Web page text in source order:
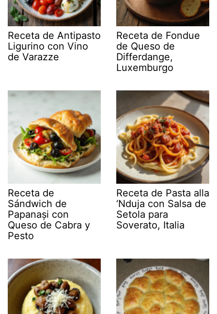
Receta de Antipasto
Ligurino con Vino
de Varazze
Receta de Fondue
de Queso de
Differdange,
Luxemburgo
Receta de
Sándwich de
Papanași con
Queso de Cabra y
Pesto
Receta de Pasta alla
‘Nduja con Salsa de
Setola para
Soverato, Italia